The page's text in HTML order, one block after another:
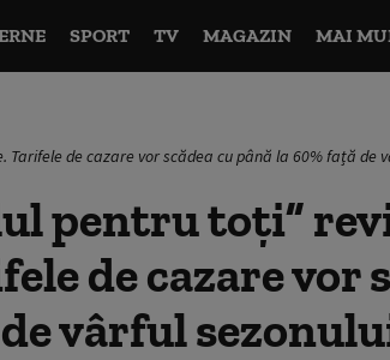
SPORT TV MAGAZIN MAI
de cazare vor scădea cu până la 60% față de
pentru toți”
de cazare vor
vârful